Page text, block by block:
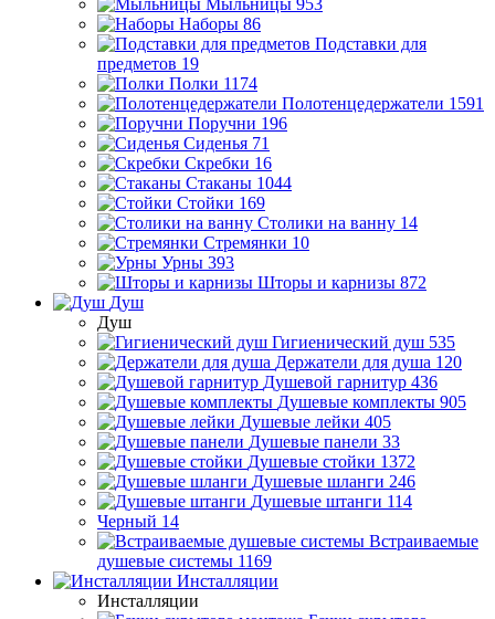
Мыльницы 953
Наборы 86
Подставки для
предметов 19
Полки 1174
Полотенцедержатели 1591
Поручни 196
Сиденья 71
Скребки 16
Стаканы 1044
Стойки 169
Столики на ванну 14
Стремянки 10
Урны 393
Шторы и карнизы 872
Душ
Душ
Гигиенический душ 535
Держатели для душа 120
Душевой гарнитур 436
Душевые комплекты 905
Душевые лейки 405
Душевые панели 33
Душевые стойки 1372
Душевые шланги 246
Душевые штанги 114
Черный 14
Встраиваемые
душевые системы 1169
Инсталляции
Инсталляции